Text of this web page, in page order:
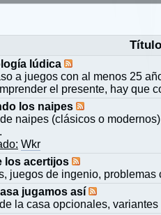
Título
lúdica
a juegos con al menos 25
el presente, hay que
los naipes
naipes (clásicos o
Wkr
los acertijos
juegos de ingenio,
jugamos así
la casa opcionales,